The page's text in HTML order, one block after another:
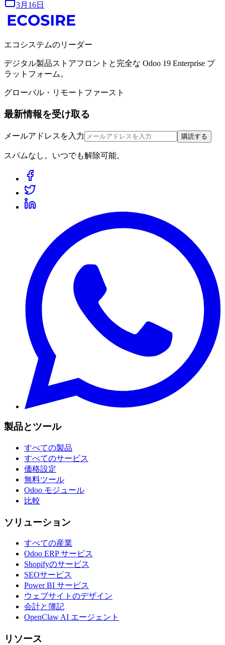
3月16日
エコシステムのリーダー
デジタル製品ストアフロントと完全な Odoo 19 Enterprise プ
ラットフォーム。
グローバル・リモートファースト
最新情報を受け取る
メールアドレスを入力 購読する
スパムなし。いつでも解除可能。
製品とツール
すべての製品
すべてのサービス
価格設定
無料ツール
Odoo モジュール
比較
ソリューション
すべての産業
Odoo ERP サービス
Shopifyのサービス
SEOサービス
Power BI サービス
ウェブサイトのデザイン
会計と簿記
OpenClaw AI エージェント
リソース